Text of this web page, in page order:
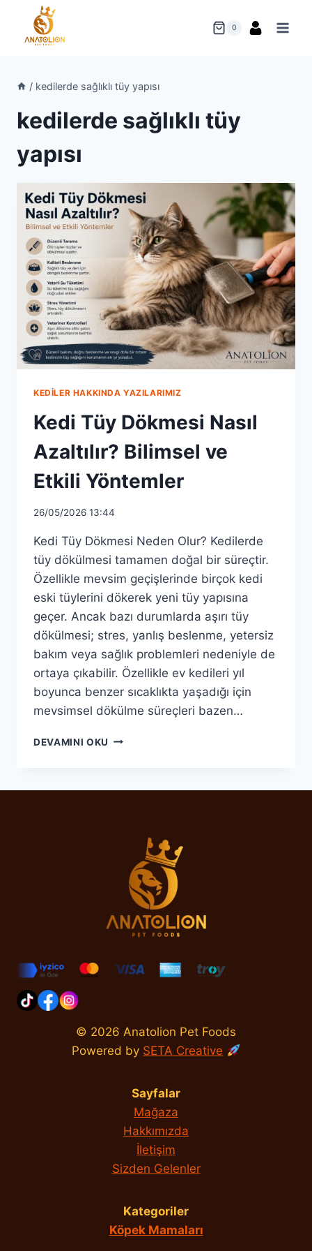
content
0
/ kedilerde sağlıklı tüy yapısı
kedilerde sağlıklı tüy
yapısı
KEDILER HAKKINDA YAZILARIMIZ
Kedi Tüy Dökmesi Nasıl
Azaltılır? Bilimsel ve
Etkili Yöntemler
26/05/2026 13:44
Kedi Tüy Dökmesi Neden Olur? Kedilerde
tüy dökülmesi tamamen doğal bir süreçtir.
Özellikle mevsim geçişlerinde birçok kedi
eski tüylerini dökerek yeni tüy yapısına
geçer. Ancak bazı durumlarda aşırı tüy
dökülmesi; stres, yanlış beslenme, yetersiz
bakım veya sağlık problemleri nedeniyle de
ortaya çıkabilir. Özellikle ev kedileri yıl
boyunca benzer sıcaklıkta yaşadığı için
mevsimsel dökülme süreçleri bazen…
DEVAMINI OKU KEDI
YÖNTEMLER
© 2026 Anatolion Pet Foods
Powered by SETA Creative
Sayfalar
Mağaza
Hakkımızda
İletişim
Sizden Gelenler
Kategoriler
Köpek Mamaları